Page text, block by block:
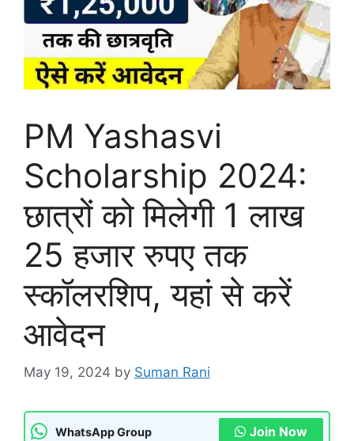
PM Yashasvi
Scholarship 2024:
छात्रों को मिलेगी 1 लाख
25 हजार रुपए तक
स्कॉलरशिप, यहां से करें
आवेदन
May 19, 2024 by Suman Rani
WhatsApp Group Join Now